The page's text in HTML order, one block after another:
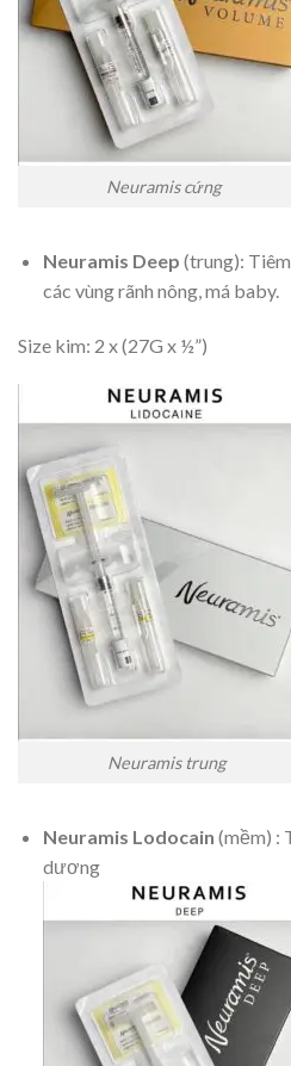
Neuramis cứng
Neuramis Deep (trung):
các vùng rãnh nông, má baby.
Size kim: 2 x (27G x ½”)
Neuramis trung
Neuramis Lodocain (mềm) :
dương